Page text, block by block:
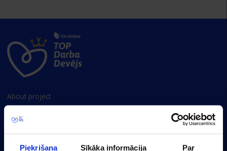
Piekrišana Sīkāka informācija Par
About project
Employer rankings
Privacy policy